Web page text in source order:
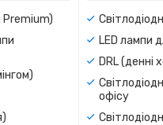
Premium)
LED лампи
DRL (денні
офісу